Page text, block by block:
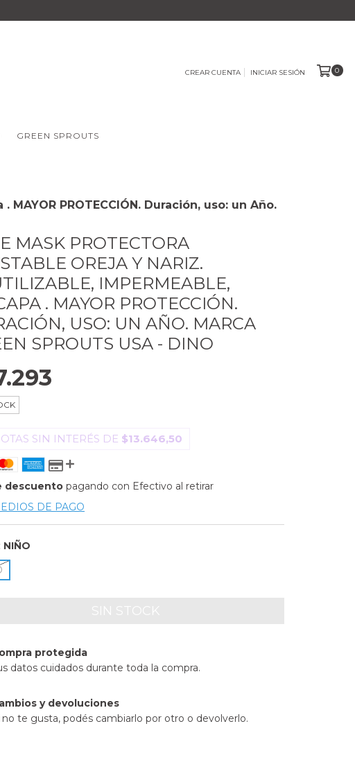
CREAR CUENTA INICIAR SESIÓN 0
GREEN SPROUTS
PROTECCIÓN. Duración, uso: un Año.
MASK PROTECTORA
OREJA Y NARIZ.
IMPERMEABLE,
. MAYOR PROTECCIÓN.
USO: UN AÑO. MARCA
SPROUTS USA - DINO
SIN INTERÉS DE $13.646,50
descuento pagando con Efectivo al retirar
DE PAGO
NIÑO
protegida
datos cuidados durante toda la compra.
y devoluciones
no te gusta, podés cambiarlo por otro o devolverlo.